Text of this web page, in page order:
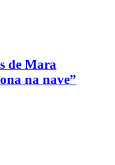
de Mara
na nave”